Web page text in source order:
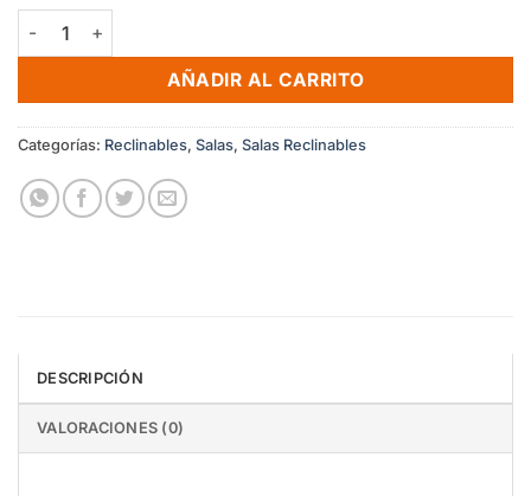
$2.596,00.$1.947,00.
Sala reclinable manual Columbia cantidad
AÑADIR AL CARRITO
Categorías: Reclinables, Salas, Salas Reclinables
DESCRIPCIÓN
VALORACIONES (0)